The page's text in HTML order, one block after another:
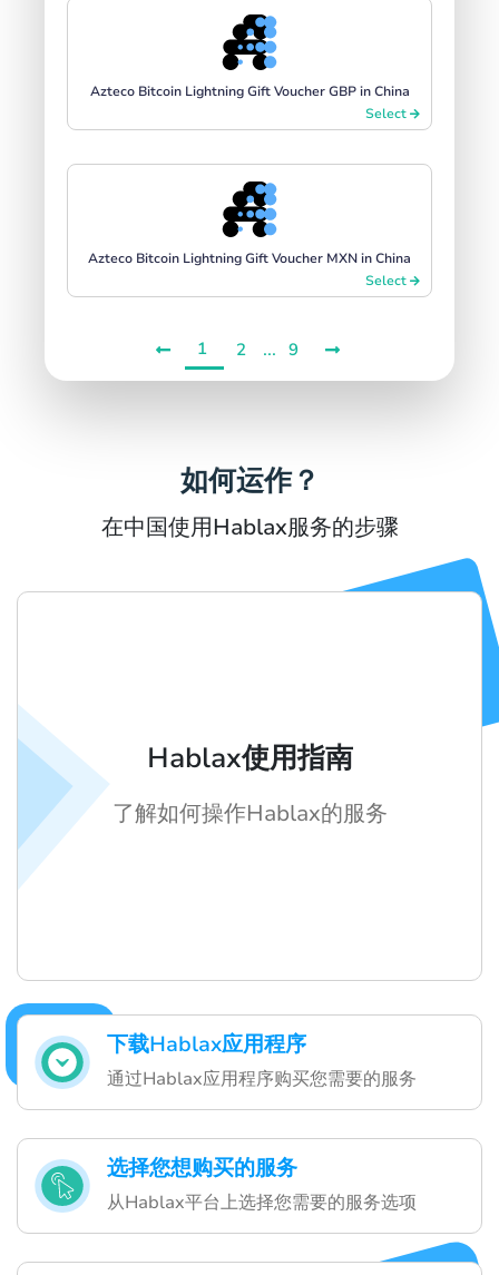
Azteco Bitcoin Lightning Gift Voucher GBP in China
Select
Azteco Bitcoin Lightning Gift Voucher MXN in China
Select
1 2 ... 9
如何运作？
在中国使用Hablax服务的步骤
下载Hablax应用程序
通过Hablax应用程序购买您需要的服务
选择您想购买的服务
从Hablax平台上选择您需要的服务选项
Hablax使用指南
了解如何操作Hablax的服务